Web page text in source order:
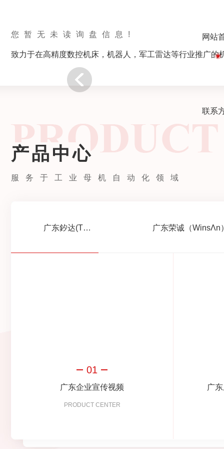
网站
联系
您暂无未读询盘信息!
致力于在高精度数控机床，机器人，军工雷达等行业推广的
产品中心
服务于工业母机自动化领域
广东釸达(THETA)电主轴
01
广东企业宣传视频
PRODUCT CENTER
广